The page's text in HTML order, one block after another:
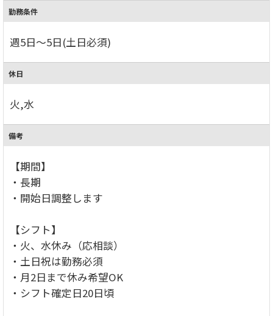
勤務条件
週5日～5日(土日必須)
休日
火,水
備考
【期間】
・長期
・開始日調整します
【シフト】
・火、水休み（応相談）
・土日祝は勤務必須
・月2日まで休み希望OK
・シフト確定日20日頃